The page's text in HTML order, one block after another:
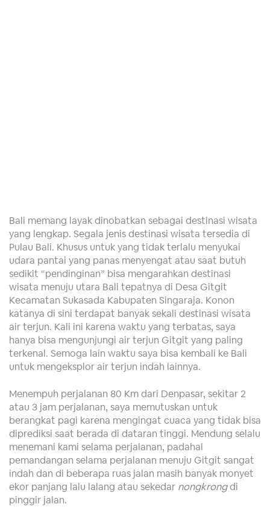
Bali memang layak dinobatkan sebagai destinasi wisata
yang lengkap. Segala jenis destinasi wisata tersedia di
Pulau Bali. Khusus untuk yang tidak terlalu menyukai
udara pantai yang panas menyengat atau saat butuh
sedikit “pendinginan” bisa mengarahkan destinasi
wisata menuju utara Bali tepatnya di Desa Gitgit
Kecamatan Sukasada Kabupaten Singaraja. Konon
katanya di sini terdapat banyak sekali destinasi wisata
air terjun. Kali ini karena waktu yang terbatas, saya
hanya bisa mengunjungi air terjun Gitgit yang paling
terkenal. Semoga lain waktu saya bisa kembali ke Bali
untuk mengeksplor air terjun indah lainnya.
Menempuh perjalanan 80 Km dari Denpasar, sekitar 2
atau 3 jam perjalanan, saya memutuskan untuk
berangkat pagi karena mengingat cuaca yang tidak bisa
diprediksi saat berada di dataran tinggi. Mendung selalu
menemani kami selama perjalanan, padahal
pemandangan selama perjalanan menuju Gitgit sangat
indah dan di beberapa ruas jalan masih banyak monyet
ekor panjang lalu lalang atau sekedar nongkrongdi
pinggir jalan.